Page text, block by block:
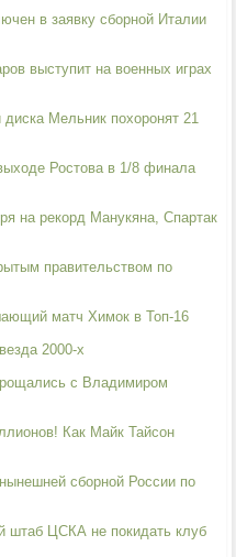
в заявку сборной Италии
выступит на военных играх
Мельник похоронят 21
Ростова в 1/8 финала
на рекорд Манукяна, Спартак
правительством по
матч Химок в Топ-16
2000-х
с Владимиром
Как Майк Тайсон
сборной России по
штаб ЦСКА не покидать клуб